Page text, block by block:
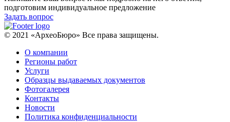
подготовим индивидуальное предложение
Задать вопрос
© 2021 «АрхеоБюро» Все права защищены.
О компании
Регионы работ
Услуги
Образцы выдаваемых документов
Фотогалерея
Контакты
Новости
Политика конфиденциальности